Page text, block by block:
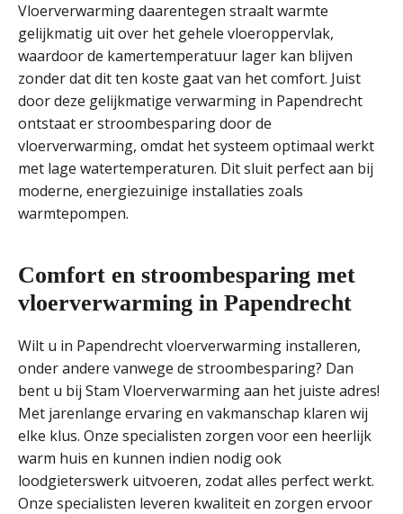
Vloerverwarming daarentegen straalt warmte
gelijkmatig uit over het gehele vloeroppervlak,
waardoor de kamertemperatuur lager kan blijven
zonder dat dit ten koste gaat van het comfort. Juist
door deze gelijkmatige verwarming in Papendrecht
ontstaat er stroombesparing door de
vloerverwarming, omdat het systeem optimaal werkt
met lage watertemperaturen. Dit sluit perfect aan bij
moderne, energiezuinige installaties zoals
warmtepompen.
Comfort en stroombesparing met
vloerverwarming in Papendrecht
Wilt u in Papendrecht vloerverwarming installeren,
onder andere vanwege de stroombesparing? Dan
bent u bij Stam Vloerverwarming aan het juiste adres!
Met jarenlange ervaring en vakmanschap klaren wij
elke klus. Onze specialisten zorgen voor een heerlijk
warm huis en kunnen indien nodig ook
loodgieterswerk uitvoeren, zodat alles perfect werkt.
Onze specialisten leveren kwaliteit en zorgen ervoor